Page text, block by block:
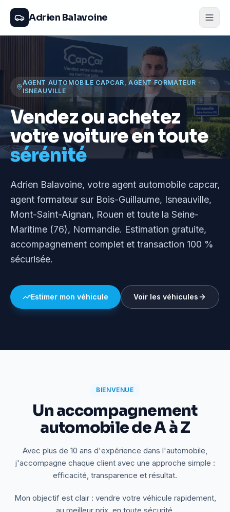
Adrien Balavoine
AGENT AUTOMOBILE CAPCAR, AGENT FORMATEUR ·
ISNEAUVILLE
Vendez ou achetez
votre voiture en toute
sérénité
Adrien Balavoine, votre agent automobile capcar,
agent formateur sur Bois-Guillaume, Isneauville,
Mont-Saint-Aignan, Rouen et toute la Seine-
Maritime (76), Normandie. Estimation gratuite,
accompagnement complet et transaction 100 %
sécurisée.
Estimer mon véhicule Voir les véhicules
BIENVENUE
Un accompagnement
automobile de A à Z
Avec plus de 10 ans d'expérience dans l'automobile,
j'accompagne chaque client avec une approche simple :
efficacité, transparence et résultat.
Mon objectif est clair : vendre votre véhicule rapidement,